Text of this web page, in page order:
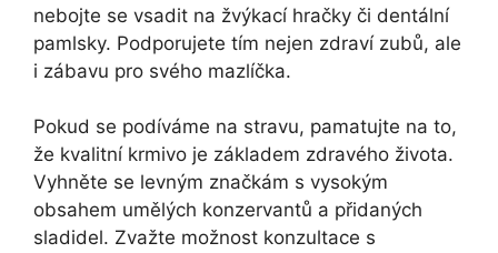
nebojte se vsadit na žvýkací hračky či dentální
pamlsky. Podporujete tím nejen zdraví zubů, ale
i zábavu pro svého mazlíčka.
Pokud se podíváme na stravu, pamatujte na to,
že kvalitní krmivo je základem zdravého života.
Vyhněte se levným značkám s vysokým
obsahem umělých konzervantů a přidaných
sladidel. Zvažte možnost konzultace s